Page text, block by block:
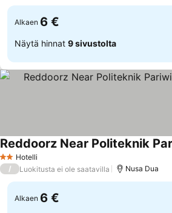
Alkaen 6 €
Näytä hinnat 9 sivustolta
2 Tähtiluokitus
Hotelli
/ Luokitusta ei ole saatavilla Nusa Dua
Alkaen 6 €